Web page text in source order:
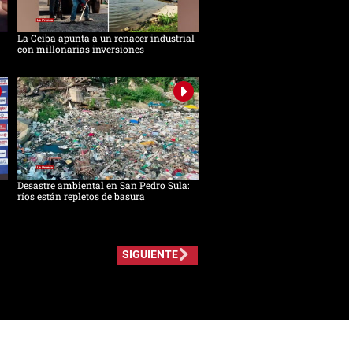
La Ceiba apunta a un renacer industrial
con millonarias inversiones
Desastre ambiental en San Pedro Sula:
ríos están repletos de basura
SIGUIENTE